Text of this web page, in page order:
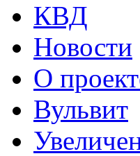
КВД
Новости
О
Вульвит